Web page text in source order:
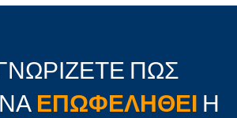
ΠΩΣ
ΕΠΩΦΕΛΗΘΕΙ Η